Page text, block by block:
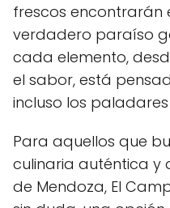
frescos encontrarán
verdadero paraíso
cada elemento,
el sabor, está
incluso los
Para aquellos que
culinaria auténtica y
de Mendoza, El